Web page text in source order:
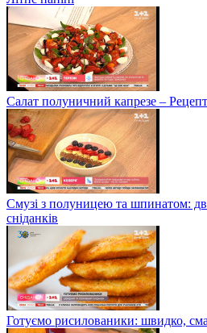
Салат полуничний капрезе –
Смузі з полуницею та шпинатом:
сніданків
Готуємо рисилованики: швидко,